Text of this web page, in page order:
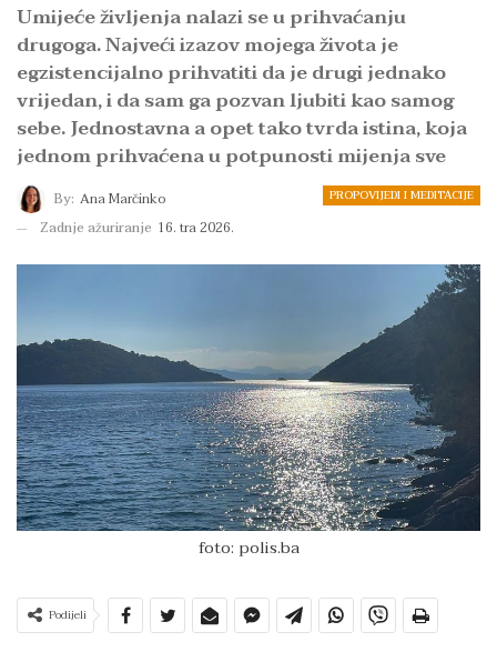
Umijeće življenja nalazi se u prihvaćanju
drugoga. Najveći izazov mojega života je
egzistencijalno prihvatiti da je drugi jednako
vrijedan, i da sam ga pozvan ljubiti kao samog
sebe. Jednostavna a opet tako tvrda istina, koja
jednom prihvaćena u potpunosti mijenja sve
PROPOVIJEDI I MEDITACIJE
By: Ana Marčinko
Zadnje ažuriranje 16. tra 2026.
foto: polis.ba
Podijeli